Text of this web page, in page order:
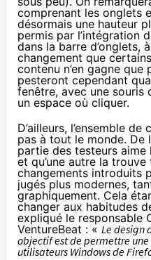
comprenant les onglets
désormais une hauteur
permis par l’intégration
dans la barre d’onglets,
changement que
contenu n’en gagne que
pesteront cependant
fenêtre, avec une souris
un espace où cliquer.
D’ailleurs, l’ensemble
pas à tout le monde. De
partie des testeurs aime
et qu’une autre la
changements introduits
jugés plus modernes,
graphiquement. Cela
changer aux habitudes
expliqué le responsable
VentureBeat : « Le design
objectif est de permettre
utilisateurs Windows de